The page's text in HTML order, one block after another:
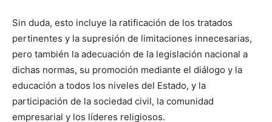
Sin duda, esto incluye la ratificación de los tratados
pertinentes y la supresión de limitaciones innecesarias,
pero también la adecuación de la legislación nacional a
dichas normas, su promoción mediante el diálogo y la
educación a todos los niveles del Estado, y la
participación de la sociedad civil, la comunidad
empresarial y los líderes religiosos.